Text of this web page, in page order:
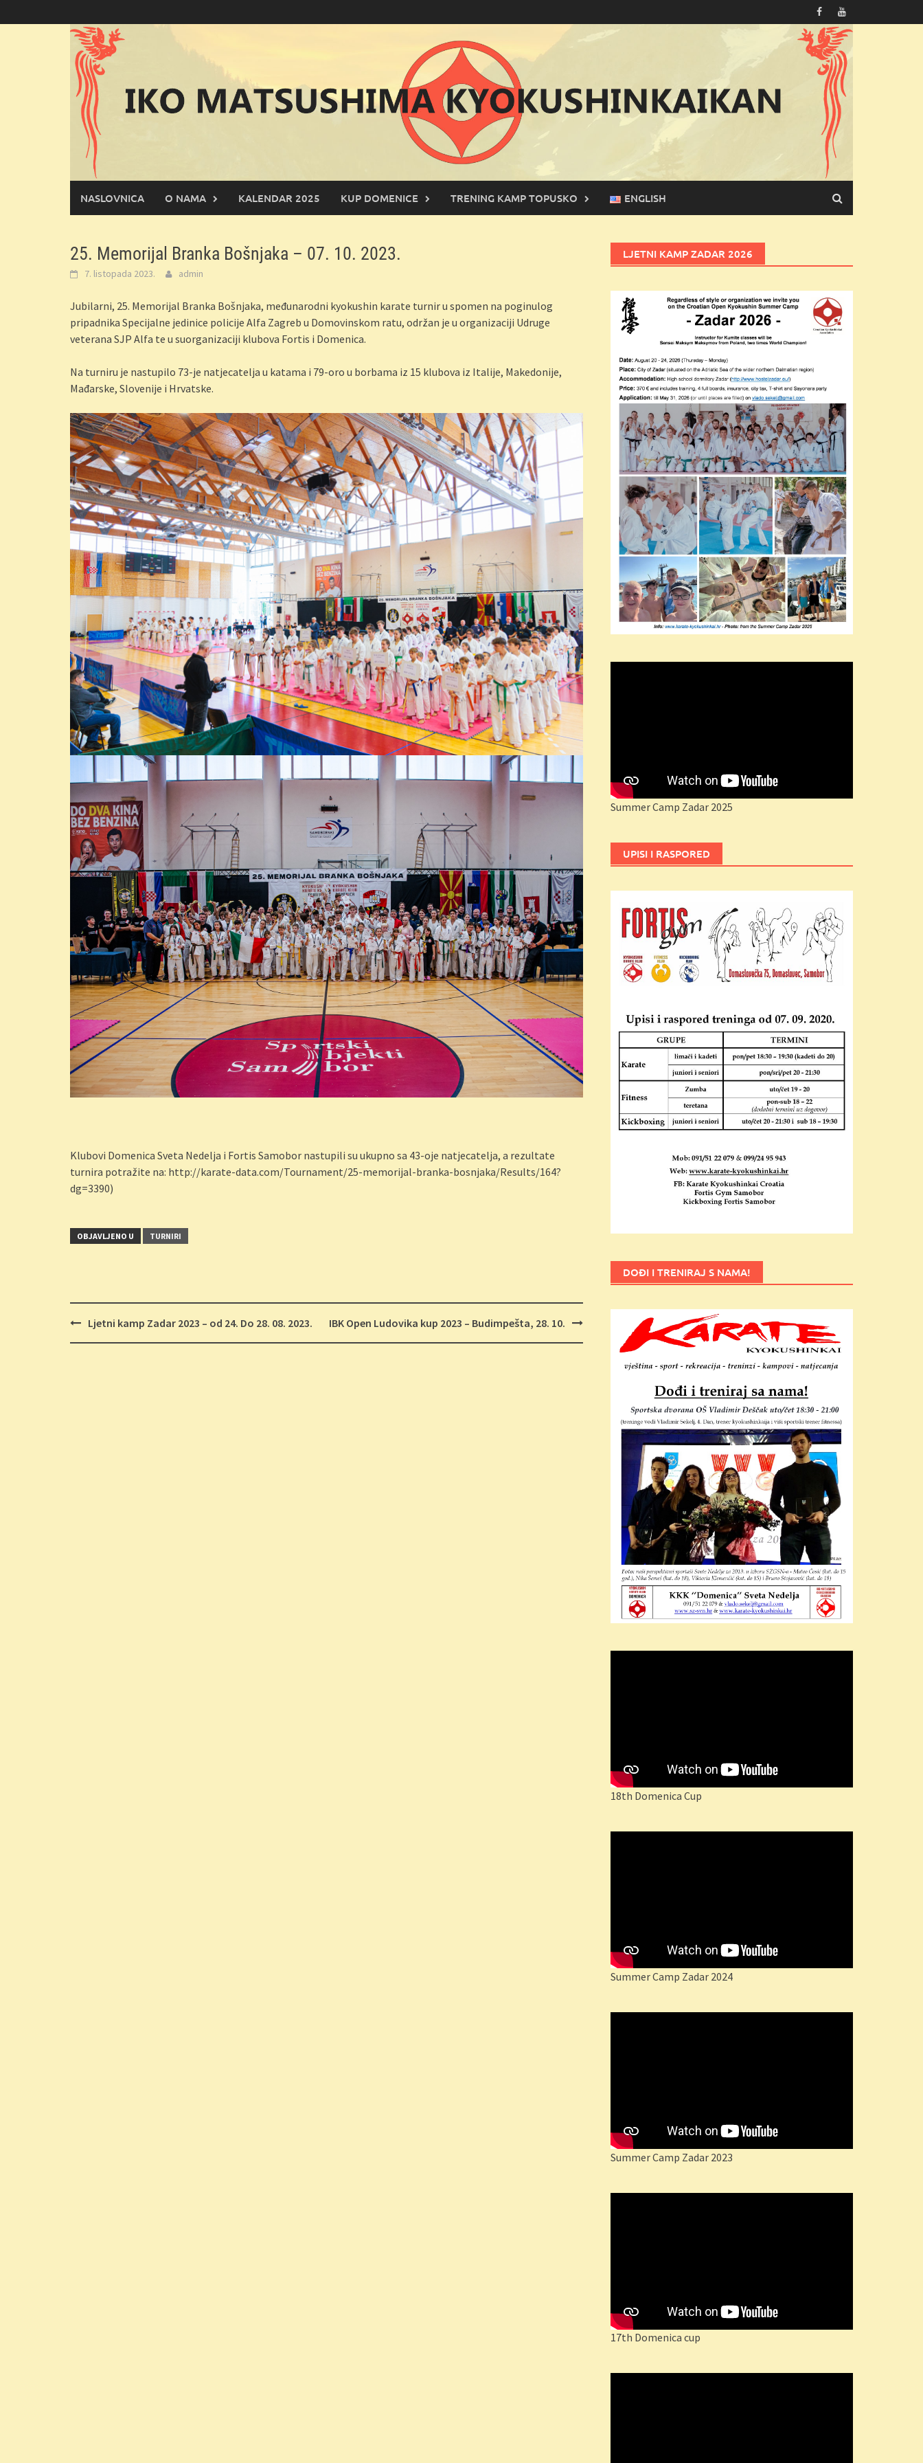
do
NASLOVNICA O NAMA KALENDAR 2025 KUP DOMENICE TRENING KAMP TOPUSKO ENGLISH
25. Memorijal Branka Bošnjaka – 07. 10. 2023.
7. listopada 2023. admin
Jubilarni, 25. Memorijal Branka Bošnjaka, međunarodni kyokushin karate turnir u spomen na poginulog
pripadnika Specijalne jedinice policije Alfa Zagreb u Domovinskom ratu, održan je u organizaciji Udruge
veterana SJP Alfa te u suorganizaciji klubova Fortis i Domenica.
Na turniru je nastupilo 73-je natjecatelja u katama i 79-oro u borbama iz 15 klubova iz Italije, Makedonije,
Mađarske, Slovenije i Hrvatske.
Klubovi Domenica Sveta Nedelja i Fortis Samobor nastupili su ukupno sa 43-oje natjecatelja, a rezultate
turnira potražite na: http://karate-data.com/Tournament/25-memorijal-branka-bosnjaka/Results/164?
dg=3390)
OBJAVLJENO U TURNIRI
Navigacija
Ljetni kamp Zadar 2023 – od 24. Do 28. 08. 2023. IBK Open Ludovika kup 2023 – Budimpešta, 28. 10.
LJETNI KAMP ZADAR 2026
Summer Camp Zadar 2025
UPISI I RASPORED
DOĐI I TRENIRAJ S NAMA!
18th Domenica Cup
Summer Camp Zadar 2024
Summer Camp Zadar 2023
17th Domenica cup